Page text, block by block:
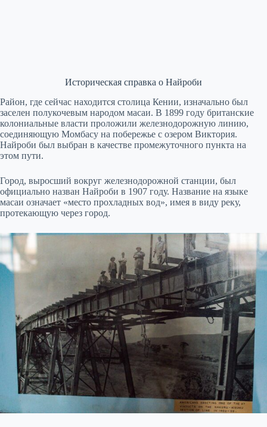
Историческая справка о Найроби
Район, где сейчас находится столица Кении, изначально был
заселен полукочевым народом масаи. В 1899 году британские
колониальные власти проложили железнодорожную линию,
соединяющую Момбасу на побережье с озером Виктория.
Найроби был выбран в качестве промежуточного пункта на
этом пути.
Город, выросший вокруг железнодорожной станции, был
официально назван Найроби в 1907 году. Название на языке
масаи означает «место прохладных вод», имея в виду реку,
протекающую через город.